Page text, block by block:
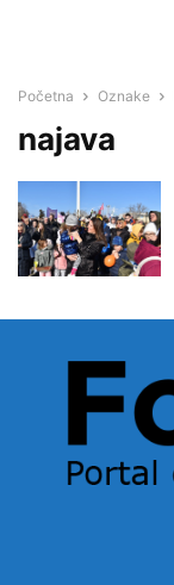
Početna Oznake
najava